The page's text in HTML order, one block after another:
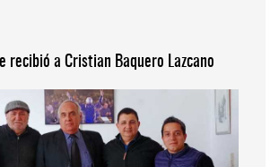
recibió a Cristian Baquero Lazcano